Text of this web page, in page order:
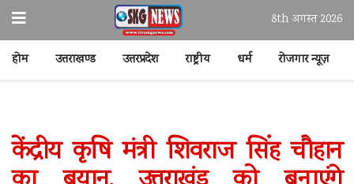
8th अगस्त 2026
होम उत्तराखण्ड उत्तरप्रदेश राष्ट्रीय धर्म रोजगार न्यूज़
केंद्रीय कृषि मंत्री शिवराज सिंह चौहान